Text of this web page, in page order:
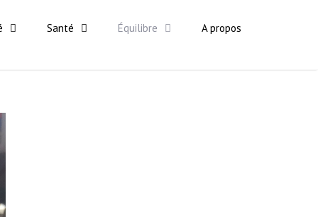
Santé Équilibre A propos